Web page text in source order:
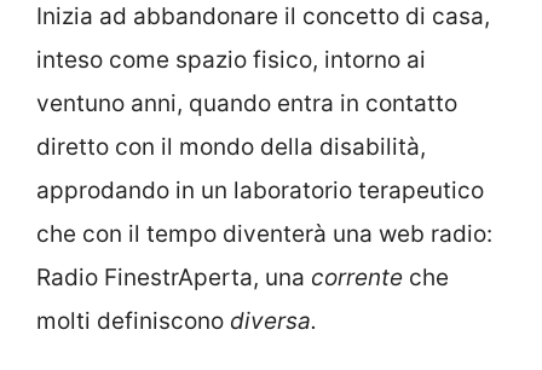
Inizia ad abbandonare il concetto di casa,
inteso come spazio fisico, intorno ai
ventuno anni, quando entra in contatto
diretto con il mondo della disabilità,
approdando in un laboratorio terapeutico
che con il tempo diventerà una web radio:
Radio FinestrAperta, una corrente che
molti definiscono diversa.